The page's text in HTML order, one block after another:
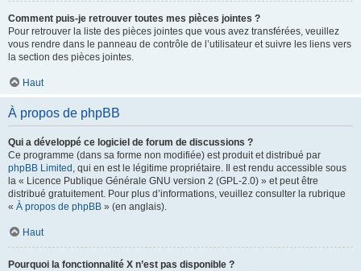
Comment puis-je retrouver toutes mes pièces jointes ?
Pour retrouver la liste des pièces jointes que vous avez transférées, veuillez
vous rendre dans le panneau de contrôle de l’utilisateur et suivre les liens vers
la section des pièces jointes.
Haut
À propos de phpBB
Qui a développé ce logiciel de forum de discussions ?
Ce programme (dans sa forme non modifiée) est produit et distribué par
phpBB Limited , qui en est le légitime propriétaire. Il est rendu accessible sous
la « Licence Publique Générale GNU version 2 (GPL-2.0) » et peut être
distribué gratuitement. Pour plus d’informations, veuillez consulter la rubrique
« À propos de phpBB » (en anglais).
Haut
Pourquoi la fonctionnalité X n’est pas disponible ?